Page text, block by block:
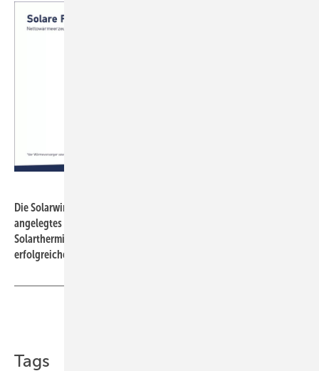
Die Solarwirtschaft empfiehlt ein auf mindestens fünf Jahre
angelegtes Ausschreibungsprogramm für große
Solarthermieanlagen nach dem Vorbild der seit Jahren
erfolgreichen Auktionen für Photovoltaik-Solarparks.
Tags